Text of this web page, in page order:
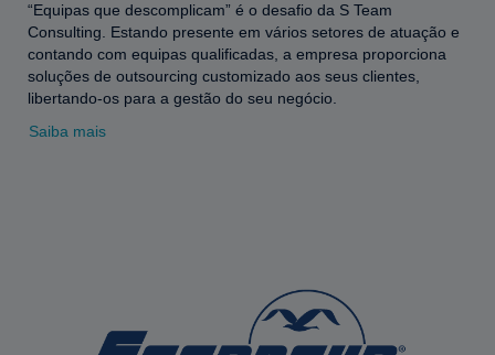
“Equipas que descomplicam” é o desafio da S Team
Consulting. Estando presente em vários setores de atuação e
contando com equipas qualificadas, a empresa proporciona
soluções de outsourcing customizado aos seus clientes,
libertando-os para a gestão do seu negócio.
Saiba mais